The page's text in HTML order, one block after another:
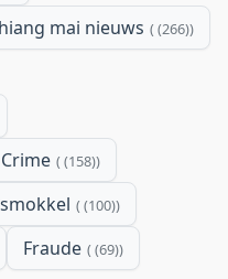
mai nieuws (266)
Crime (158)
(100)
Fraude (69)